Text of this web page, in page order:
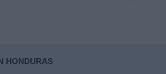
HONDURAS